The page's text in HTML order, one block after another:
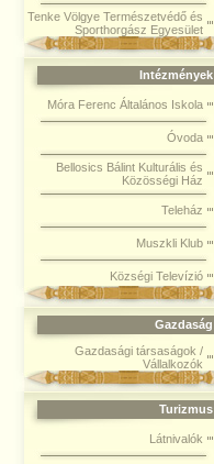
Tenke Völgye Természetvédő és
Sporthorgász Egyesület
Intézmények
Móra Ferenc Általános Iskola
Óvoda
Bellosics Bálint Kulturális és
Közösségi Ház
Teleház
Muszkli Klub
Községi Televízió
Gazdaság
Gazdasági társaságok /
Vállalkozók
Turizmus
Látnivalók